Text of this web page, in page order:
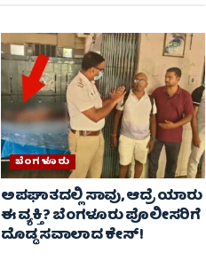
ಬೆಂಗಳೂರು
ಅಪಘಾತದಲ್ಲಿ ಸಾವು, ಆದ್ರೆ ಯಾರು
ಈ ವ್ಯಕ್ತಿ? ಬೆಂಗಳೂರು ಪೊಲೀಸರಿಗೆ
ದೊಡ್ಡ ಸವಾಲಾದ ಕೇಸ್‌!